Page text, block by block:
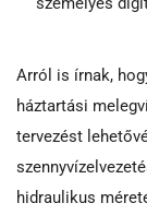
Arról is írnak,
háztartási
tervezést
hidraulikus